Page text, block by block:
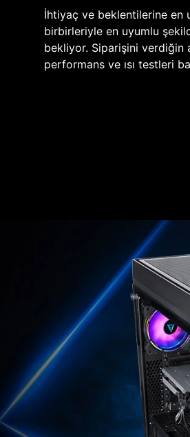
İhtiyaç ve beklentilerine en
birbirleriyle en uyumlu
bekliyor. Siparişini verdiğin
performans ve ısı testleri